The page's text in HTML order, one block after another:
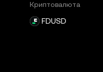
Криптовалюта
FDUSD